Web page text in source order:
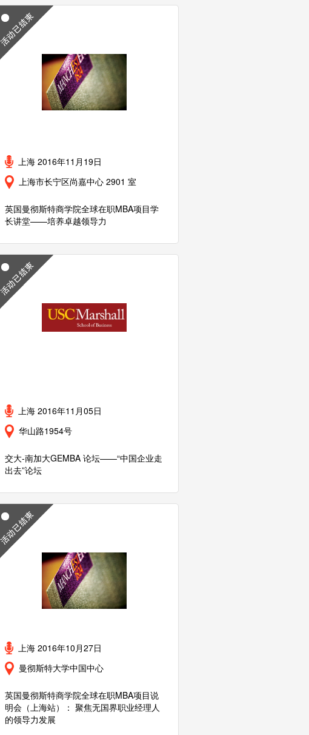
上海 2016年11月19日
上海市长宁区尚嘉中心 2901 室
英国曼彻斯特商学院全球在职MBA项目学
长讲堂——培养卓越领导力
上海 2016年11月05日
华山路1954号
交大-南加大GEMBA 论坛——“中国企业走
出去”论坛
上海 2016年10月27日
曼彻斯特大学中国中心
英国曼彻斯特商学院全球在职MBA项目说
明会（上海站）： 聚焦无国界职业经理人
的领导力发展